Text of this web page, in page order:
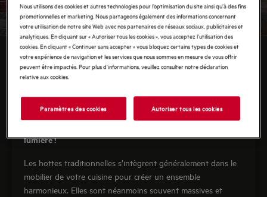
CRÉEZ VOTRE CUISINE
COMME VOUS LE
VOULEZ
Finies les hottes encombrantes qui bloquent l’espace et la
lumière !
Les hottes traditionnelles s’intègrent généralement dans le
mobilier de votre cuisine pour créer un ensemble
harmonieux. Elles sont néanmoins souvent massives et
Nous utilisons des cookies et autres technologies pour l’optimisation du site ainsi qu’à des fins
promotionnelles et marketing. Nous partageons également des informations concernant
votre utilisation de notre site Web avec nos partenaires de réseaux sociaux, publicitaires et
analytiques. En cliquant sur « Autoriser tous les cookies », vous acceptez l'utilisation des
cookies. En cliquant « Continuer sans accepter » vous bloquez certains types de cookies et
votre expérience de navigation et les services que nous sommes en mesure de vous offrir
peuvent être impactés. Pour plus d'informations, veuillez consulter notre déclaration
relative aux cookies.
Paramètres des cookies Autoriser tous les cookies